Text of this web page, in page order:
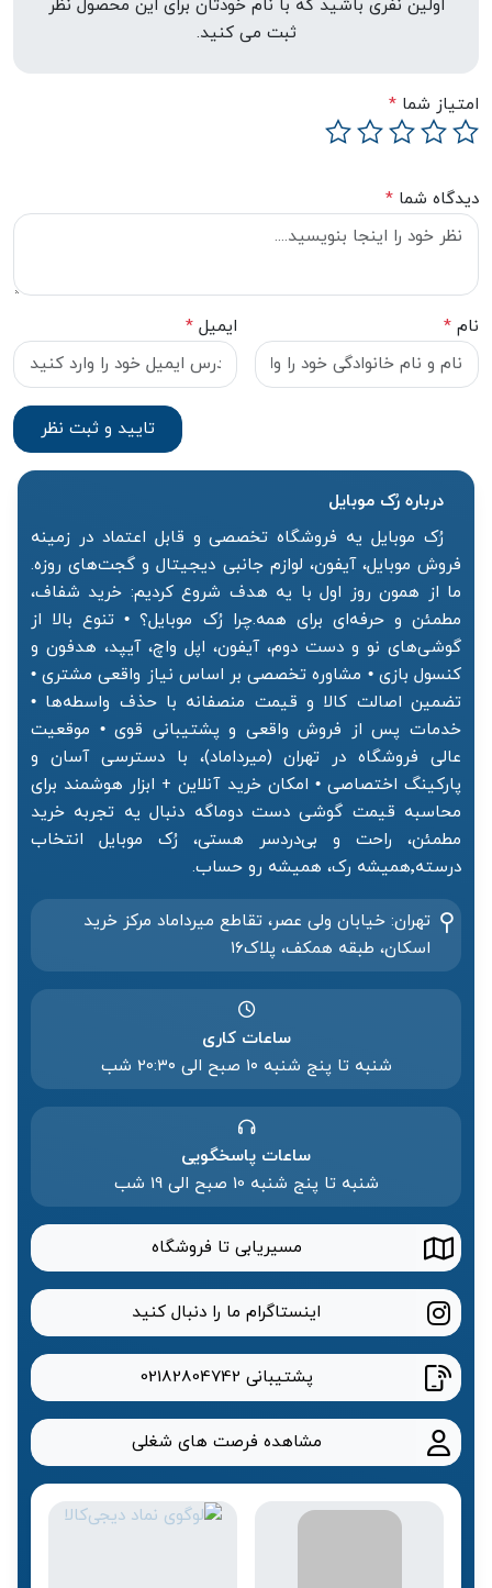
اولین نفری باشید که با نام خودتان برای این محصول نظر
ثبت می کنید.
امتیاز شما *
دیدگاه شما *
نام * ایمیل *
درباره رُک‌ موبایل
رُک موبایل یه فروشگاه تخصصی و قابل اعتماد در زمینه
فروش موبایل، آیفون، لوازم جانبی دیجیتال و گجت‌های روزه.
ما از همون روز اول با یه هدف شروع کردیم: خرید شفاف،
مطمئن و حرفه‌ای برای همه.چرا رُک موبایل؟ • تنوع بالا از
گوشی‌های نو و دست دوم، آیفون، اپل واچ، آیپد، هدفون و
کنسول بازی • مشاوره تخصصی بر اساس نیاز واقعی مشتری •
تضمین اصالت کالا و قیمت منصفانه با حذف واسطه‌ها •
خدمات پس از فروش واقعی و پشتیبانی قوی • موقعیت
عالی فروشگاه در تهران (میرداماد)، با دسترسی آسان و
پارکینگ اختصاصی • امکان خرید آنلاین + ابزار هوشمند برای
محاسبه قیمت گوشی دست دوماگه دنبال یه تجربه خرید
مطمئن، راحت و بی‌دردسر هستی، رُک موبایل انتخاب
درسته٬همیشه رک، همیشه رو حساب.
تهران: خیابان ولی عصر، تقاطع میرداماد مرکز خرید‌
اسکان، طبقه همکف، پلاک۱۶
ساعات کاری
شنبه تا پنج شنبه ۱۰ صبح الی 20:۳۰ شب
ساعات پاسخگویی
شنبه تا پنج شنبه 10 صبح الی 19 شب
مسیریابی تا فروشگاه
اینستاگرام ما را دنبال کنید
پشتیبانی 02182804742
مشاهده فرصت های شغلی